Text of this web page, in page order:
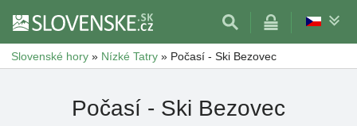
Slovenské hory » Nízké Tatry » Počasí - Ski Bezovec
Počasí - Ski Bezovec